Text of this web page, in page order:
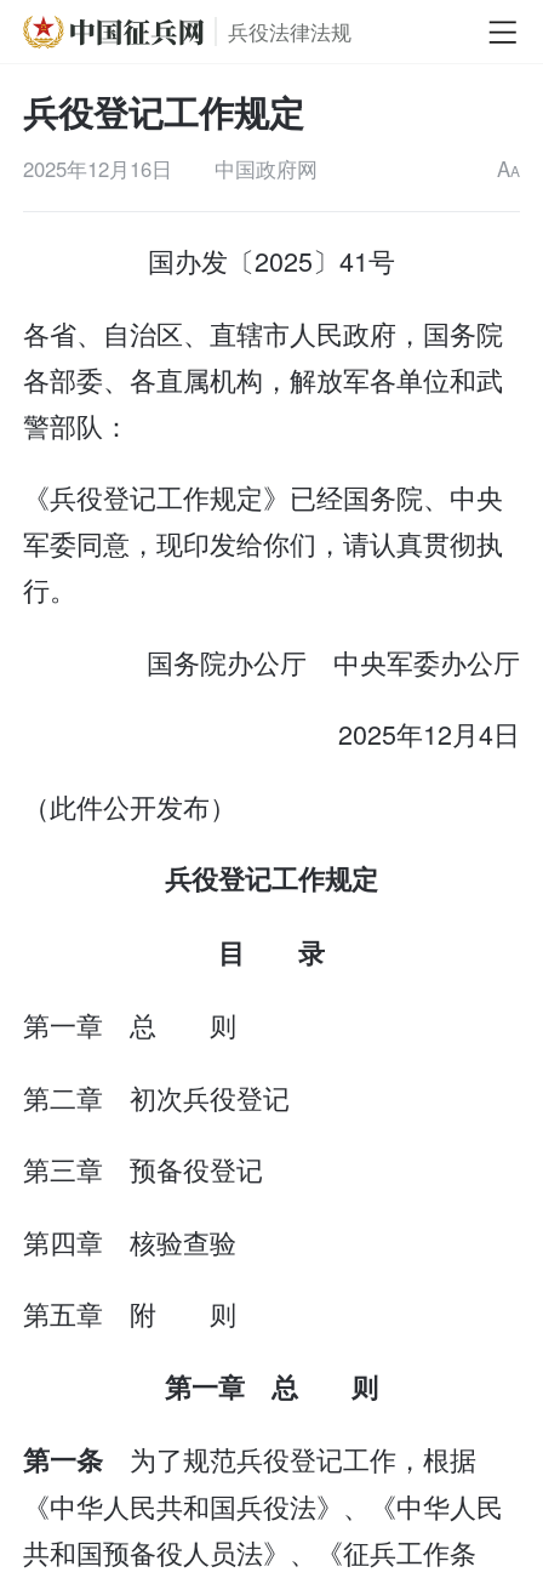
兵役法律法规
兵役登记工作规定
2025年12月16日 中国政府网 AA
国办发〔2025〕41号
各省、自治区、直辖市人民政府，国务院
各部委、各直属机构，解放军各单位和武
警部队：
《兵役登记工作规定》已经国务院、中央
军委同意，现印发给你们，请认真贯彻执
行。
国务院办公厅 中央军委办公厅
2025年12月4日
（此件公开发布）
兵役登记工作规定
目 录
第一章 总 则
第二章 初次兵役登记
第三章 预备役登记
第四章 核验查验
第五章 附 则
第一章 总 则
第一条 为了规范兵役登记工作，根据
《中华人民共和国兵役法》、《中华人民
共和国预备役人员法》、《征兵工作条